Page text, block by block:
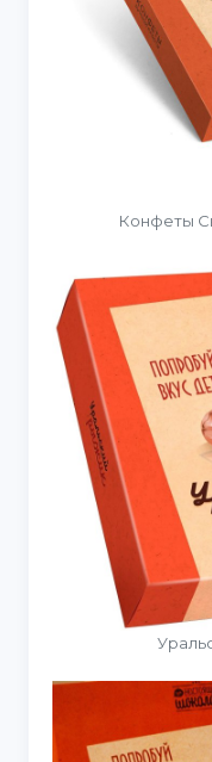
Конфеты